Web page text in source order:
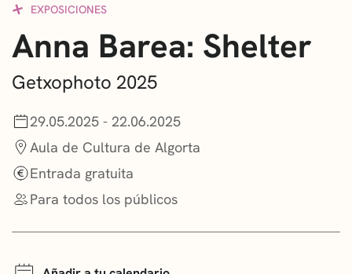
NOTICIAS
GETXO KULTURA
ASOCIACIONES CULTURALES
EXPOSICIONES
Anna Barea: Shelter
Getxophoto 2025
29.05.2025 - 22.06.2025
Aula de Cultura de Algorta
Entrada gratuita
Para todos los públicos